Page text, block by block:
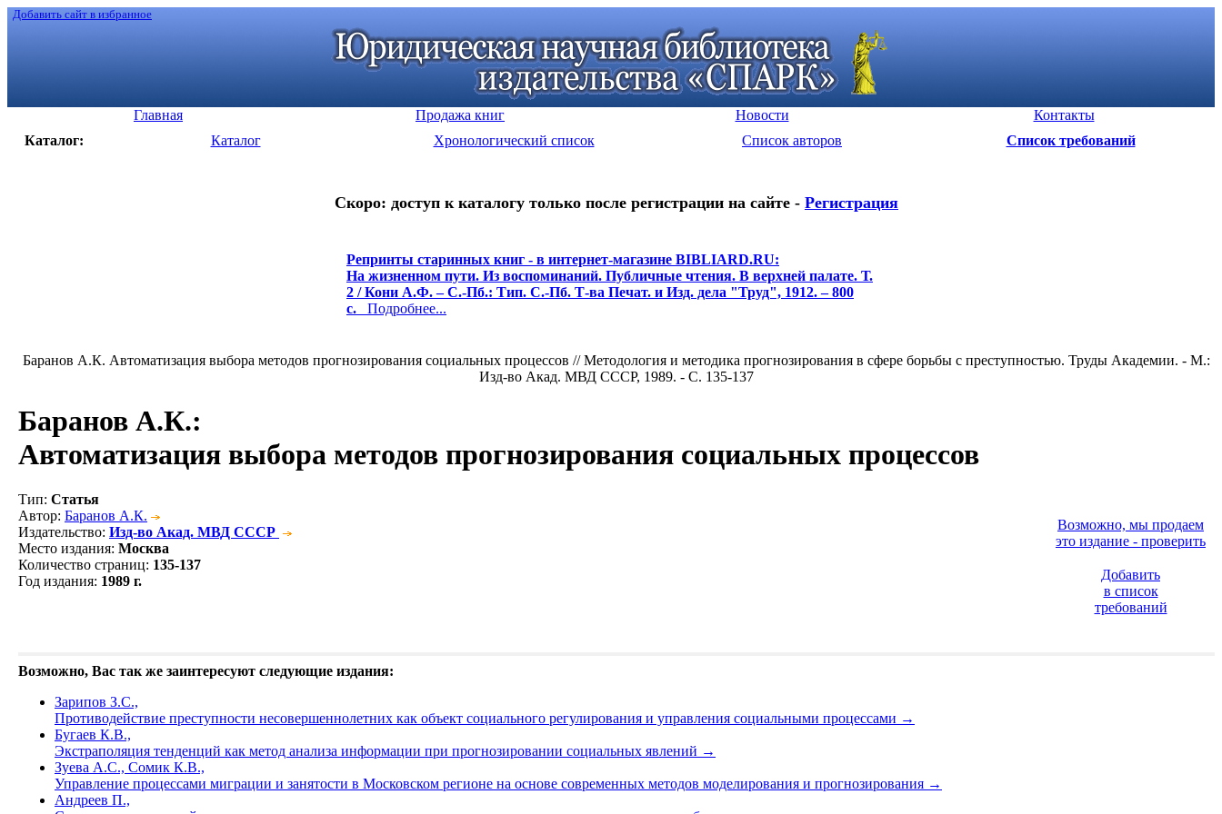
Добавить сайт в избранное
Главная Продажа книг Новости
Контакты
Каталог:
Каталог Хронологический список Список авторов Список требований
Скоро: доступ к каталогу только после регистрации на сайте - Регистрация
Репринты старинных книг - в интернет-магазине BIBLIARD.RU:
На жизненном пути. Из воспоминаний. Публичные чтения. В верхней палате. Т.
2 / Кони А.Ф. – С.-Пб.: Тип. С.-Пб. Т-ва Печат. и Изд. дела "Труд", 1912. – 800
с. Подробнее...
Баранов А.К. Автоматизация выбора методов прогнозирования социальных процессов // Методология и методика прогнозирования в сфере борьбы с преступностью. Труды Академии. - М.:
Изд-во Акад. МВД СССР, 1989. - С. 135-137
Баранов А.К.:
Автоматизация выбора методов прогнозирования социальных процессов
Тип: Статья
Автор: Баранов А.К.
Издательство: Изд-во Акад. МВД СССР
Место издания: Москва
Количество страниц: 135-137
Год издания: 1989 г.
Возможно, мы продаем
это издание - проверить
Добавить
в список
требований
Возможно, Вас так же заинтересуют следующие издания:
Зарипов З.С.,
Противодействие преступности несовершеннолетних как объект социального регулирования и управления социальными процессами →
Бугаев К.В.,
Экстраполяция тенденций как метод анализа информации при прогнозировании социальных явлений →
Зуева А.С., Сомик К.В.,
Управление процессами миграции и занятости в Московском регионе на основе современных методов моделирования и прогнозирования →
Андреев П.,